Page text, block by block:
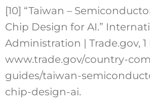
[10] “Taiwan –
Chip Design for AI.”
Administration | Trade.gov, 1
www.trade.gov/country-
guides/taiwan-
chip-design-ai.